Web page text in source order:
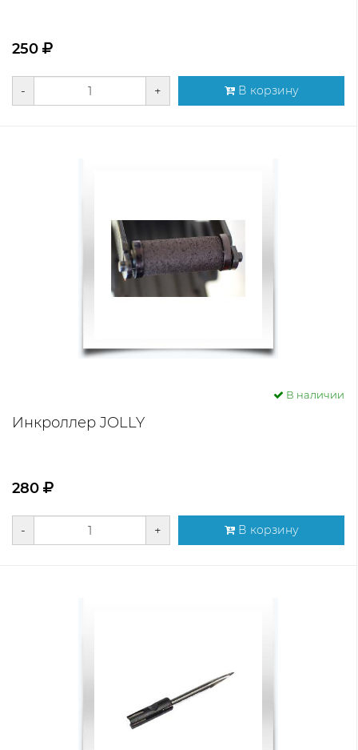
250
- + В корзину
В наличии
Инкроллер JOLLY
280
- + В корзину